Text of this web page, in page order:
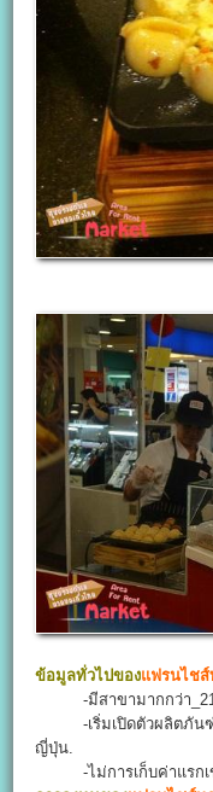
ข้อมูลทั่วไปของแฟรนไชส์
-มีสาขามากกว่า_21
-เริ่มเปิดตัวผลิตภันฑ์ใ
ญี่ปุ่น.
-ไม่การเก็บค่าแรกเข้